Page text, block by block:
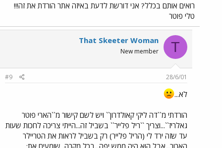
רואים אותם בכלל? אני דורשת לדעת באיזה אתר הורדת את זה!!!
טלי פוטר
T
That Skeeter Woman
New member
28/6/01
#9
לא...
הורדתי מ``דה ליקי קאולדרון`` ויש לשם קישור מ``הארי פוטר
גאלריז``...וצריך ``ריל פלייר`` בשביל זה...הייתי צריכה לחכות שעות
עד שזה ירד לי (הריל פלייר) רק בשביל לראות את הטריילר
הארור...אבל הוא היה ממש יפה...בכל מקרה, שומעים את: